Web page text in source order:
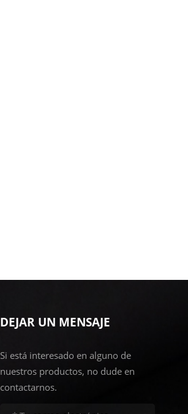
DEJAR UN MENSAJE
Si está interesado en alguno de
nuestros productos, no dude en
contactarnos.